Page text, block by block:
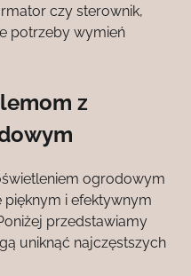
czy sterownik,
potrzeby wymień
z
ogrodowym
pięknym i efektywnym
przedstawiamy
uniknąć najczęstszych